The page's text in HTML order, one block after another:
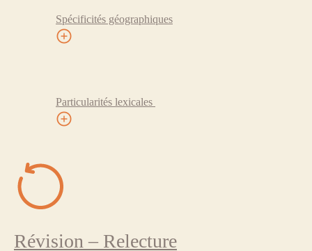
Spécificités géographiques
Particularités lexicales
Révision – Relecture